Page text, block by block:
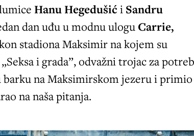
Hanu Hegedušići Sandru
dan uđu u modnu ulogu Carrie,
stadiona Maksimir na kojem su
i grada”, odvažni trojac za
barku na Maksimirskom jezeru i primio
na naša pitanja.